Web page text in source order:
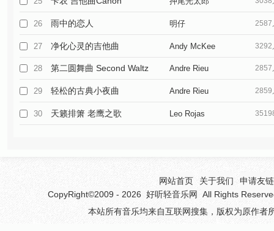
26 雨中的恋人 明仔 2587
27 净化心灵的吉他曲 Andy McKee 3292
28 第二圆舞曲 Second Waltz Andre Rieu 2857
29 轻松的古典小夜曲 Andre Rieu 2859
30 天籁排箫 老鹰之歌 Leo Rojas
网站首页 关于我们
申请友
CopyRight©2009 - 2026 好听轻音乐网
All Rights
本站所有音乐均来自互联网搜集，版权为原作者